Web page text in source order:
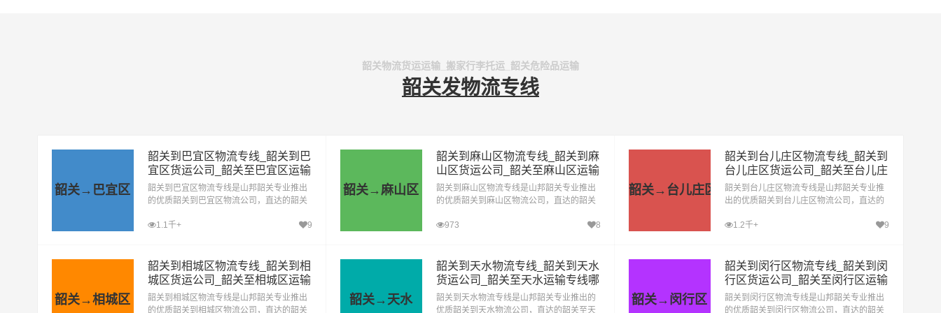
韶关物流货运运输_搬家行李托运_韶关危险品运输
韶关发物流专线
韶关→巴宜区
韶关到巴宜区物流专线_韶关到巴
宜区货运公司_韶关至巴宜区运输
专线哪家好
韶关到巴宜区物流专线是山邦韶关专业推出
的优质韶关到巴宜区物流公司，直达的韶关
韶关到巴宜区货运公司已成为山邦韶关的优
1.1千+ 9
韶关→麻山区
韶关到麻山区物流专线_韶关到麻
山区货运公司_韶关至麻山区运输
专线哪家好
韶关到麻山区物流专线是山邦韶关专业推出
的优质韶关到麻山区物流公司，直达的韶关
韶关到麻山区货运公司已成为山邦韶关的优
973 8
韶关→台儿庄区
韶关到台儿庄区物流专线_韶关到
台儿庄区货运公司_韶关至台儿庄
区运输专线哪家好
韶关到台儿庄区物流专线是山邦韶关专业推
出的优质韶关到台儿庄区物流公司，直达的
雨打，韶关到台儿庄区货运公司已成为山邦
1.2千+ 9
韶关→相城区
韶关到相城区物流专线_韶关到相
城区货运公司_韶关至相城区运输
专线哪家好
韶关到相城区物流专线是山邦韶关专业推出
的优质韶关到相城区物流公司，直达的韶关
韶关→天水
韶关到天水物流专线_韶关到天水
货运公司_韶关至天水运输专线哪
家好
韶关到天水物流专线是山邦韶关专业推出的
优质韶关到天水物流公司，直达的韶关至天
韶关→闵行区
韶关到闵行区物流专线_韶关到闵
行区货运公司_韶关至闵行区运输
专线哪家好
韶关到闵行区物流专线是山邦韶关专业推出
的优质韶关到闵行区物流公司，直达的韶关